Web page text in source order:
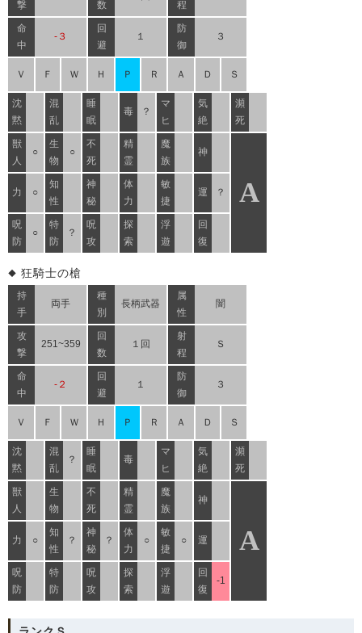
撃
数
程
命
中
-３
回
避
１
防
御
３
Ｖ Ｆ Ｗ Ｈ Ｐ Ｒ Ａ Ｄ Ｓ
沈
黙
混
乱
睡
眠
毒 ？
マ
ヒ
気
絶
瀕
死
獣
人
○
生
物
○
不
死
精
霊
魔
族
神
A
力 ○
知
性
神
秘
体
力
敏
捷
運 ？
呪
防
○
特
防
？
呪
攻
探
索
浮
遊
回
復
狂騎士の槍
持
手
両手
種
別
長柄武器
属
性
闇
攻
撃
251~359
回
数
１回
射
程
Ｓ
命
中
-２
回
避
１
防
御
３
Ｖ Ｆ Ｗ Ｈ Ｐ Ｒ Ａ Ｄ Ｓ
沈
黙
混
乱
？
睡
眠
毒
マ
ヒ
気
絶
瀕
死
獣
人
生
物
不
死
精
霊
魔
族
神
A
力 ○
知
性
？
神
秘
？
体
力
○
敏
捷
○ 運
呪
防
特
防
呪
攻
探
索
浮
遊
回
復
-1